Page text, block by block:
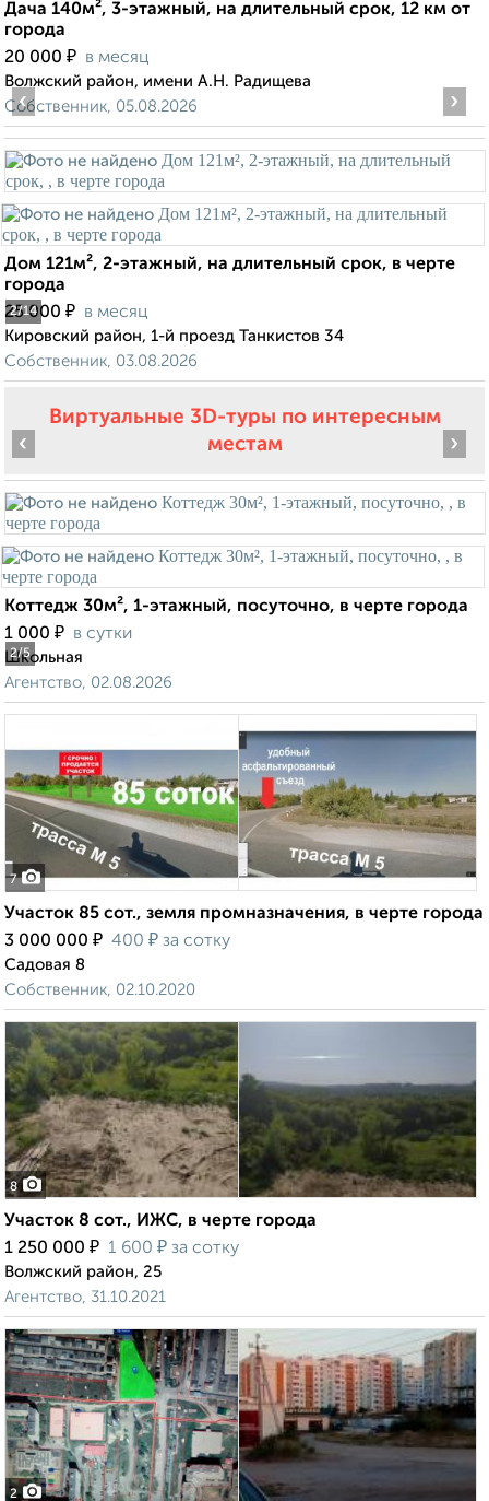
Дача 140м², 3-этажный, на длительный срок, 12 км от
города
20 000 ₽ в месяц
Волжский район, имени А.Н. Радищева
Собственник, 05.08.2026
2/14
‹ ›
Дом 121м², 2-этажный, на длительный срок, в черте
города
25 000 ₽ в месяц
Кировский район, 1-й проезд Танкистов 34
Собственник, 03.08.2026
Виртуальные 3D-туры по интересным
местам
2/5
‹ ›
Коттедж 30м², 1-этажный, посуточно, в черте города
1 000 ₽ в сутки
Школьная
Агентство, 02.08.2026
7
Участок 85 сот., земля промназначения, в черте города
3 000 000 ₽ 400 ₽ за сотку
Садовая 8
Собственник, 02.10.2020
8
Участок 8 сот., ИЖС, в черте города
1 250 000 ₽ 1 600 ₽ за сотку
Волжский район, 25
Агентство, 31.10.2021
2